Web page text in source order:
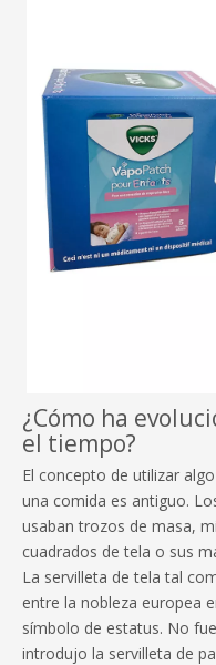
¿Cómo ha
el tiempo?
El concepto de utilizar
una comida es antiguo.
usaban trozos de masa,
cuadrados de tela o sus
La servilleta de tela tal
entre la nobleza europea
símbolo de estatus. No
introdujo la servilleta de